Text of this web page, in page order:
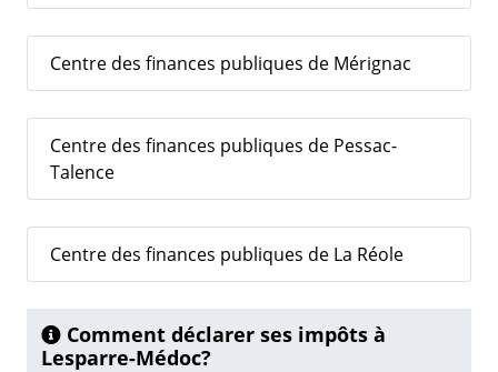
Centre des finances publiques de Mérignac
Centre des finances publiques de Pessac-
Talence
Centre des finances publiques de La Réole
Comment déclarer ses impôts à
Lesparre-Médoc?